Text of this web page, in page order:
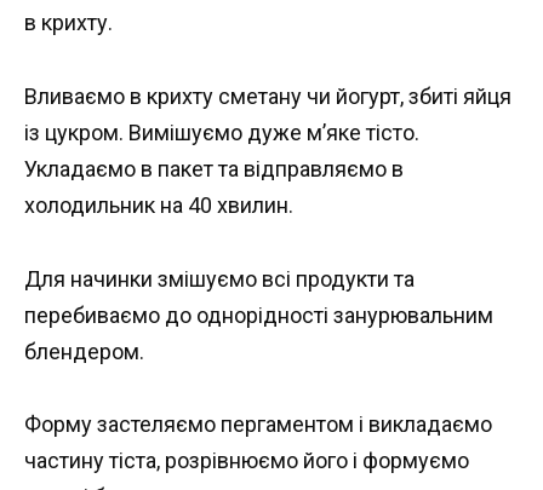
в крихту.
Вливаємо в крихту сметану чи йогурт, збиті яйця
із цукром. Вимішуємо дуже м’яке тісто.
Укладаємо в пакет та відправляємо в
холодильник на 40 хвилин.
Для начинки змішуємо всі продукти та
перебиваємо до однорідності занурювальним
блендером.
Форму застеляємо пергаментом і викладаємо
частину тіста, розрівнюємо його і формуємо